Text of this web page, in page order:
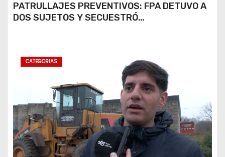
PATRULLAJES PREVENTIVOS: FPA DETUVO A
DOS SUJETOS Y SECUESTRÓ
CATEGORIAS